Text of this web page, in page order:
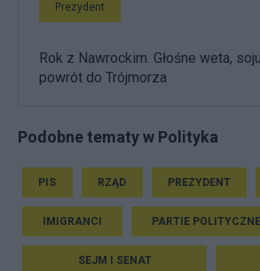
Prezydent
Rok z Nawrockim. Głośne weta,
powrót do Trójmorza
Podobne tematy w Polityka
PIS RZĄD PREZYDENT
IMIGRANCI PARTIE POLITYCZNE
SEJM I SENAT